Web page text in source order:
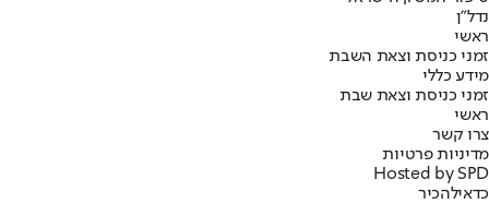
נדל"ן
ראשי
זמני כניסת וצאת השבת
מידע כללי
זמני כניסת וצאת שבת
ראשי
צרו קשר
מדיניות פרטיות
Hosted by SPD
כדאילהכיר